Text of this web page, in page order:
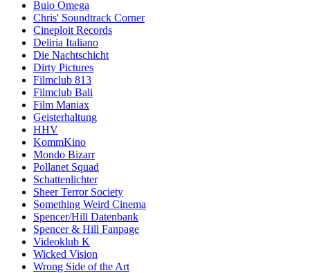
Buio Omega
Chris' Soundtrack Corner
Cineploit Records
Deliria Italiano
Die Nachtschicht
Dirty Pictures
Filmclub 813
Filmclub Bali
Film Maniax
Geisterhaltung
HHV
KommKino
Mondo Bizarr
Pollanet Squad
Schattenlichter
Sheer Terror Society
Something Weird Cinema
Spencer/Hill Datenbank
Spencer & Hill Fanpage
Videoklub K
Wicked Vision
Wrong Side of the Art